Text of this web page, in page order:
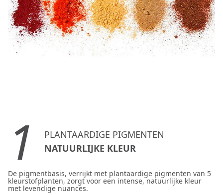
1
PLANTAARDIGE PIGMENTEN
NATUURLIJKE KLEUR
De pigmentbasis, verrijkt met plantaardige pigmenten van 5
kleurstofplanten, zorgt voor een intense, natuurlijke kleur
met levendige nuances.